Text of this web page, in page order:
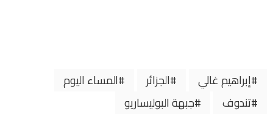
إبراهيم غالي الجزائر
المساء اليوم
تندوف
جبهة البوليساريو